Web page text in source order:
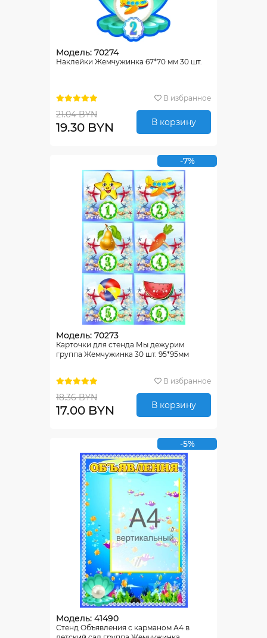
Модель: 70274
Наклейки Жемчужинка 67*70 мм 30 шт.
В избранное
21.04 BYN
19.30 BYN В корзину
-7%
Модель: 70273
Карточки для стенда Мы дежурим
группа Жемчужинка 30 шт. 95*95мм
В избранное
18.36 BYN
17.00 BYN В корзину
-5%
Модель: 41490
Стенд Объявления с карманом А4 в